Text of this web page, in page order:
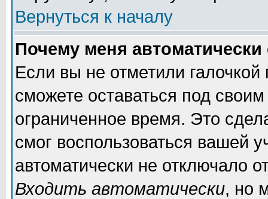
Вернуться к началу
Почему меня автоматически
Если вы не отметили галочкой
сможете оставаться под
ограниченное время. Это
смог воспользоваться вашей
автоматически не отключало
Входить автоматически, но